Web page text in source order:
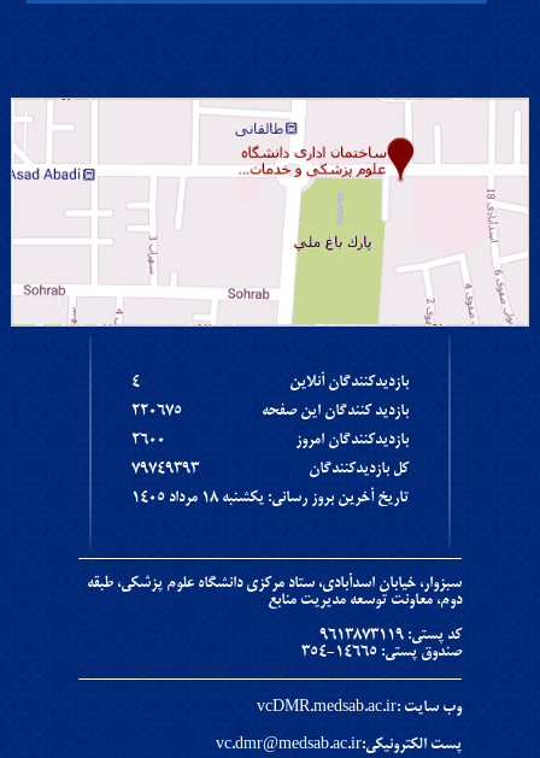
بازديدکنندگان آنلاين
4
بازديد کنندگان اين صفحه
220675
بازديدکنندگان امروز
2600
کل بازديدکنندگان
79749393
تاریخ آخرین بروز رسانی: يکشنبه ١٨ مرداد ١٤٠٥
سبزوار، خیابان اسدآبادی، ستاد مرکزی دانشگاه علوم پزشکی، طبقه
دوم، معاونت توسعه مدیریت منابع
کد پستی: 9613873119
صندوق پستی: ۱۴۶۶۵-۳۵۴
وب سایت :vcDMR.medsab.ac.ir
پست الکترونیکی:vc.dmr@medsab.ac.ir